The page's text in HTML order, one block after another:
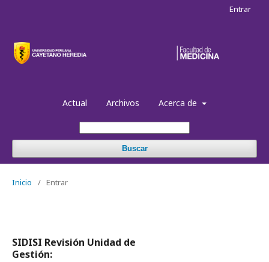
Actual Archivos Acerca de
Buscar
Entrar
Inicio / Entrar
SIDISI Revisión Unidad de
Gestión: